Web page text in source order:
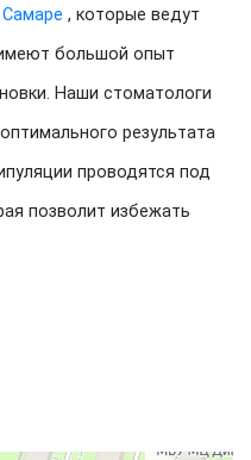
, которые ведут
большой опыт
Наши стоматологи
результата
проводятся под
позволит избежать